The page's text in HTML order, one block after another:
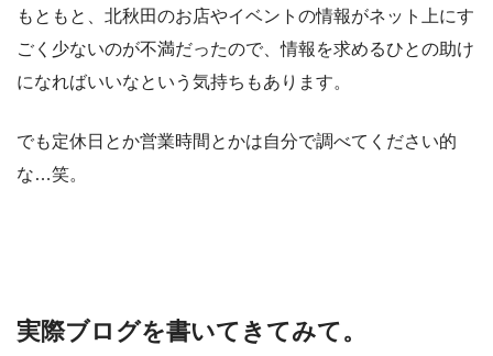
もともと、北秋田のお店やイベントの情報がネット上にす
ごく少ないのが不満だったので、情報を求めるひとの助け
になればいいなという気持ちもあります。
でも定休日とか営業時間とかは自分で調べてください的
な…笑。
実際ブログを書いてきてみて。